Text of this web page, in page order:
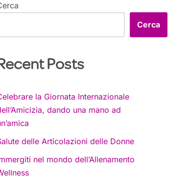
Cerca
Posts
la Giornata Internazionale
dando una mano ad
delle Articolazioni delle Donne
nel mondo dell’Allenamento